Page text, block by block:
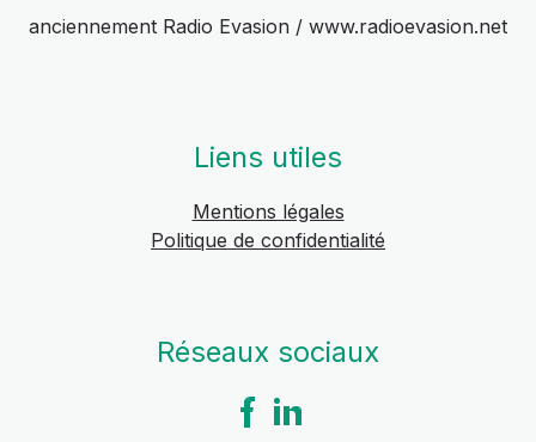
anciennement Radio Evasion / www.radioevasion.net
Liens utiles
Mentions légales
Politique de confidentialité
Réseaux sociaux